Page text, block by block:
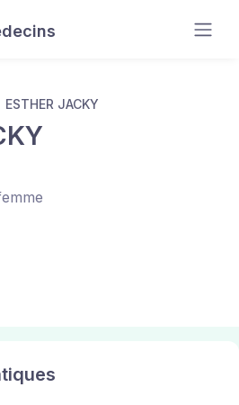
ESTHER JACKY